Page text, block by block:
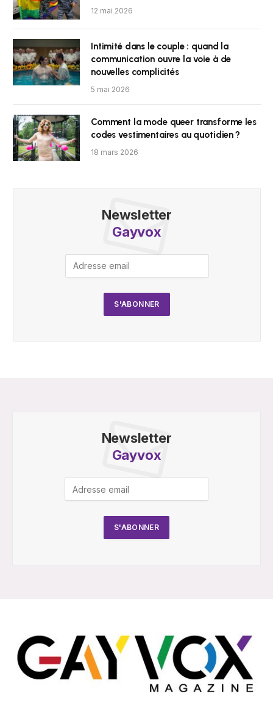
12 mai 2026
Intimité dans le couple : quand la
communication ouvre la voie à de
nouvelles complicités
5 mai 2026
Comment la mode queer transforme les
codes vestimentaires au quotidien ?
18 mars 2026
Newsletter
Gayvox
Newsletter
Gayvox